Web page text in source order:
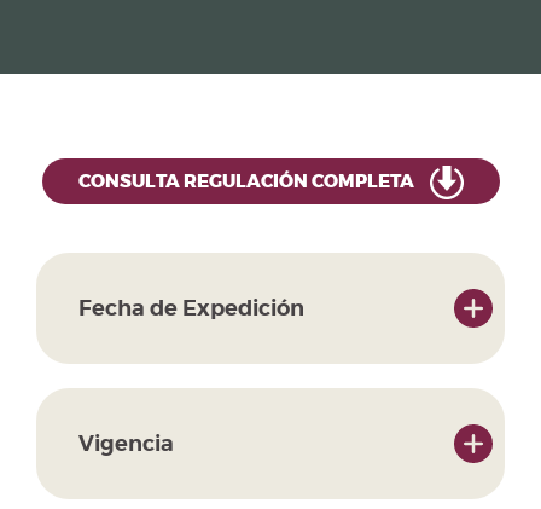
CONSULTA REGULACIÓN COMPLETA
Fecha de Expedición
Vigencia